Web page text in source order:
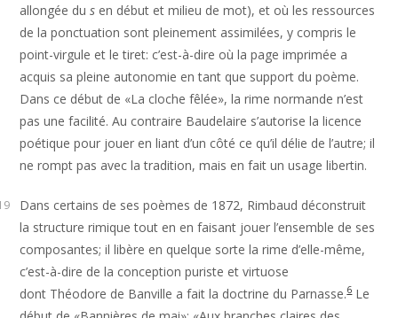
allongée dus en début et milieu de mot), et où les ressources
de la ponctuation sont pleinement assimilées, y compris le
point-virgule et le tiret: c’est-à-dire où la page imprimée a
acquis sa pleine autonomie en tant que support du poème.
Dans ce début de «La cloche fêlée», la rime normande n’est
pas une facilité. Au contraire Baudelaire s’autorise la licence
poétique pour jouer en liant d’un côté ce qu’il délie de l’autre; il
ne rompt pas avec la tradition, mais en fait un usage libertin.
Dans certains de ses poèmes de 1872, Rimbaud déconstruit
la structure rimique tout en en faisant jouer l’ensemble de ses
composantes; il libère en quelque sorte la rime d’elle-même,
c’est-à-dire de la conception puriste et virtuose
dont Théodore de Banville a fait la doctrine du Parnasse.6Le